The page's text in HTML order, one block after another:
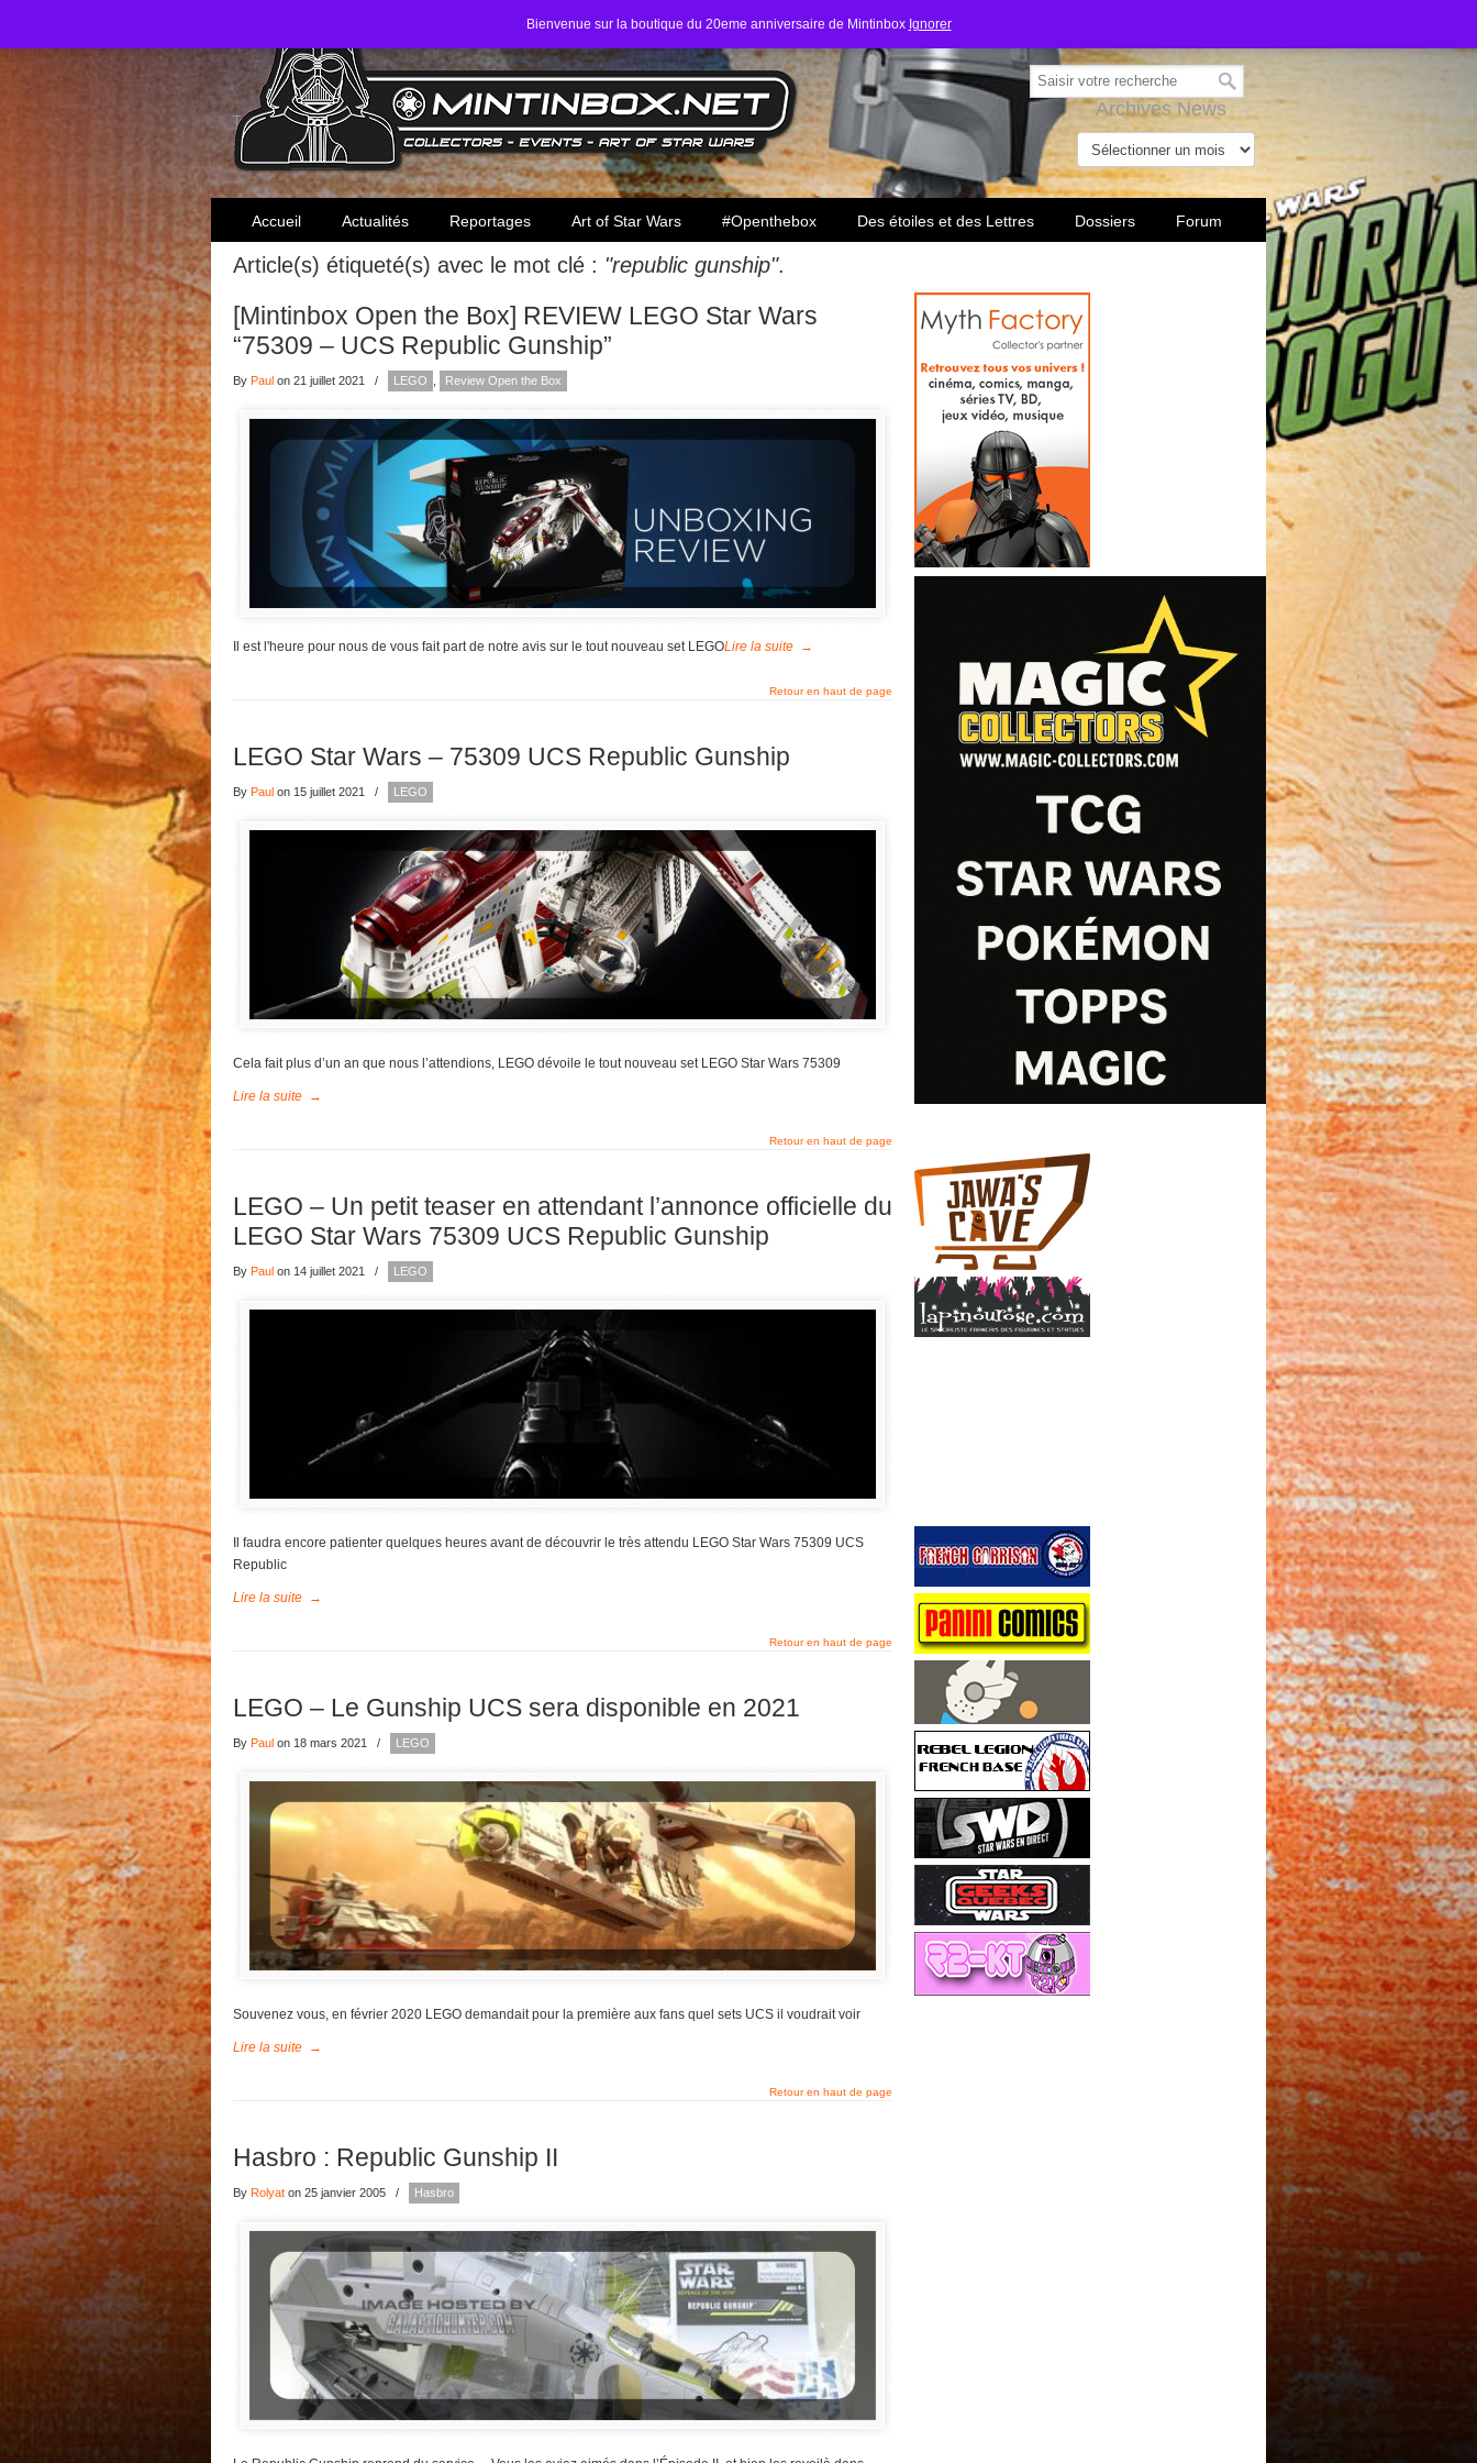
Bienvenue sur la boutique du 20eme anniversaire de Mintinbox Ignorer
Toute l'actualité des collectionneurs Star Wars
Archives News
Accueil Actualités Reportages Art of Star Wars #Openthebox Des étoiles et des Lettres Dossiers Forum
Article(s) étiqueté(s) avec le mot clé : "republic gunship".
[Mintinbox Open the Box] REVIEW LEGO Star Wars
“75309 – UCS Republic Gunship”
By Paul on 21 juillet 2021 / LEGO Review Open the Box
Il est l'heure pour nous de vous fait part de notre avis sur le tout nouveau set LEGOLire la suite →
Retour en haut de page
LEGO Star Wars – 75309 UCS Republic Gunship
By Paul on 15 juillet 2021 / LEGO
Cela fait plus d’un an que nous l’attendions, LEGO dévoile le tout nouveau set LEGO Star Wars 75309
Lire la suite →
Retour en haut de page
LEGO – Un petit teaser en attendant l’annonce officielle du
LEGO Star Wars 75309 UCS Republic Gunship
By Paul on 14 juillet 2021 / LEGO
Il faudra encore patienter quelques heures avant de découvrir le très attendu LEGO Star Wars 75309 UCS
Republic
Lire la suite →
Retour en haut de page
LEGO – Le Gunship UCS sera disponible en 2021
By Paul on 18 mars 2021 / LEGO
Souvenez vous, en février 2020 LEGO demandait pour la première aux fans quel sets UCS il voudrait voir
Lire la suite →
Retour en haut de page
Hasbro : Republic Gunship II
By Rolyat on 25 janvier 2005 / Hasbro